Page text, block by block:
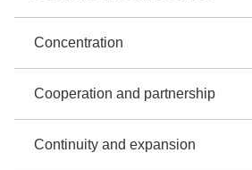
Concentration
Cooperation and partnership
Continuity and expansion